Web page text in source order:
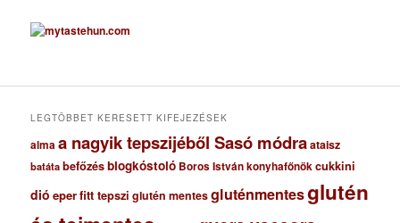
c
h
u
LEGTÖBBET KERESETT KIFEJEZÉSEK
almaa nagyik tepszijéből Sasó módraataisz
batáta befőzésblogkóstoló Boros István konyhafőnökcukkini
dió eperfitt tepszi glutén mentesgluténmentesglutén